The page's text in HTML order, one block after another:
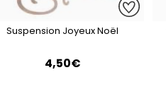
Suspension Joyeux Noël
4,50€